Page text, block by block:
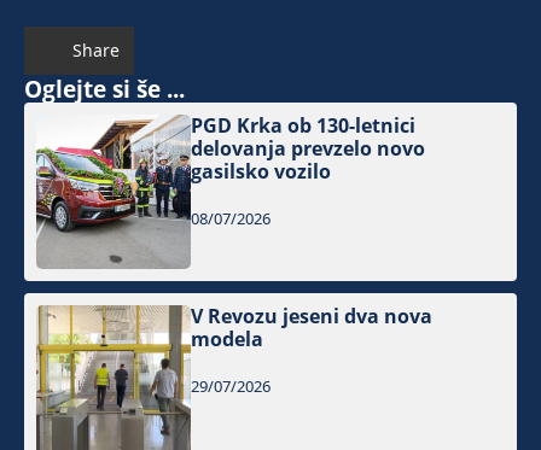
Share
Oglejte si še ...
PGD Krka ob 130-letnici
delovanja prevzelo novo
gasilsko vozilo
08/07/2026
V Revozu jeseni dva nova
modela
29/07/2026